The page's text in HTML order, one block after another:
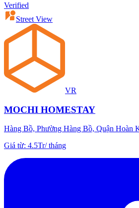
Verified
Street View
VR
MOCHI HOMESTAY
Hàng Bồ, Phường Hàng Bồ, Quận Hoàn
Giá từ: 4.5Tr/tháng